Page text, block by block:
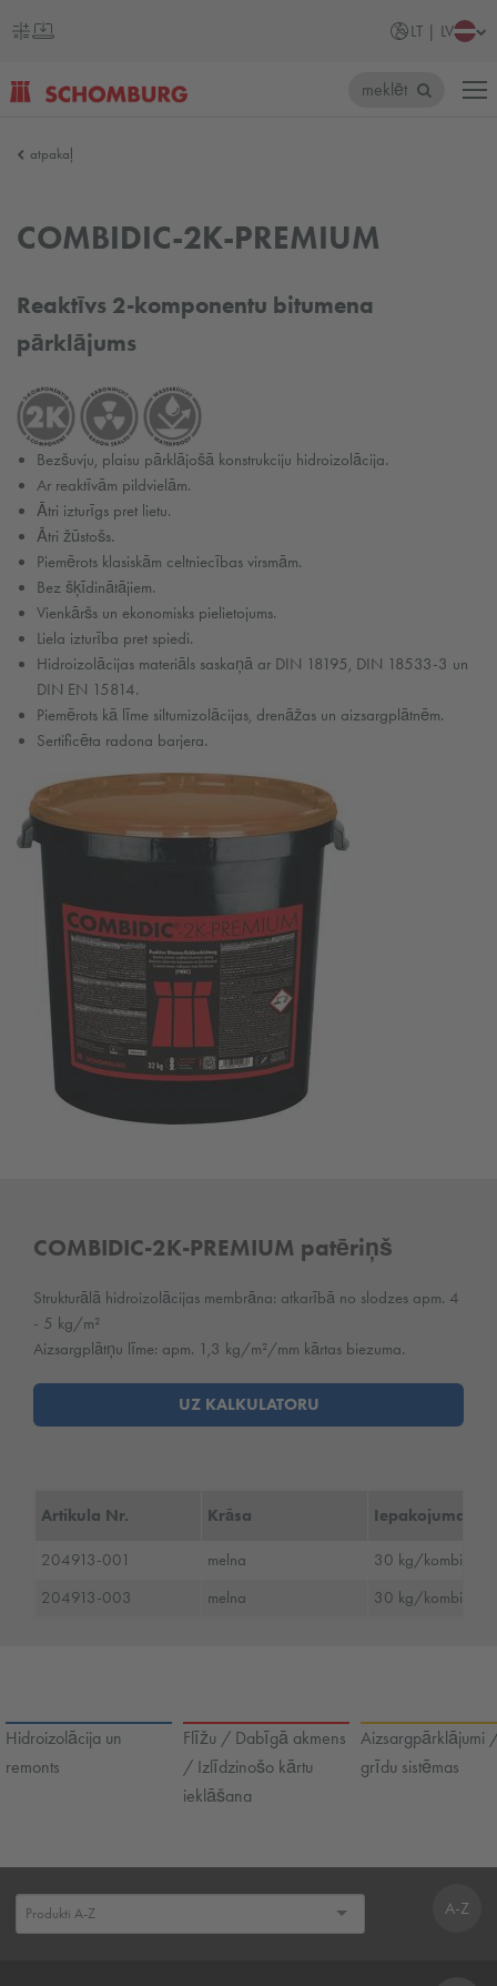
LT | LV
meklēt
atpakaļ
COMBIDIC-2K-PREMIUM
Reaktīvs 2-komponentu bitumena
pārklājums
Bezšuvju, plaisu pārklājošā konstrukciju hidroizolācija.
Ar reaktīvām pildvielām.
Ātri izturīgs pret lietu.
Ātri žūstošs.
Piemērots klasiskām celtniecības virsmām.
Bez šķīdinātājiem.
Vienkāršs un ekonomisks pielietojums.
Liela izturība pret spiedi.
Hidroizolācijas materiāls saskaņā ar DIN 18195, DIN 18533-3 un
DIN EN 15814.
Piemērots kā līme siltumizolācijas, drenāžas un aizsargplātnēm.
Sertificēta radona barjera.
COMBIDIC-2K-PREMIUM patēriņš
Strukturālā hidroizolācijas membrāna: atkarībā no slodzes apm. 4
- 5 kg/m²
Aizsargplātņu līme: apm. 1,3 kg/m²/mm kārtas biezuma.
UZ KALKULATORU
Artikula Nr. Krāsa Iepakojuma
204913-001 melna
30 kg/
204913-003
melna 30 kg/
Hidroizolācija un
remonts
Flīžu / Dabīgā akmens
/ Izlīdzinošo kārtu
ieklāšana
Aizsargpārklājumi
grīdu sistēmas
A-Z